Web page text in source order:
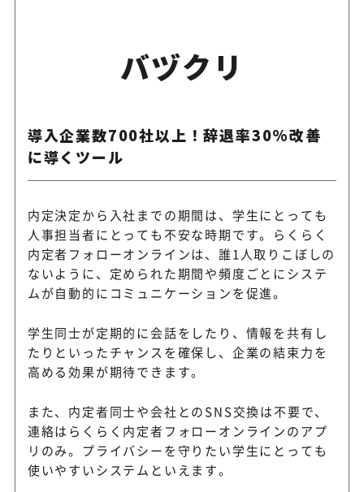
バヅクリ
導入企業数700社以上！辞退率30%改善
に導くツール
内定決定から入社までの期間は、学生にとっても
人事担当者にとっても不安な時期です。らくらく
内定者フォローオンラインは、誰1人取りこぼしの
ないように、定められた期間や頻度ごとにシステ
ムが自動的にコミュニケーションを促進。
学生同士が定期的に会話をしたり、情報を共有し
たりといったチャンスを確保し、企業の結束力を
高める効果が期待できます。
また、内定者同士や会社とのSNS交換は不要で、
連絡はらくらく内定者フォローオンラインのアプ
リのみ。プライバシーを守りたい学生にとっても
使いやすいシステムといえます。